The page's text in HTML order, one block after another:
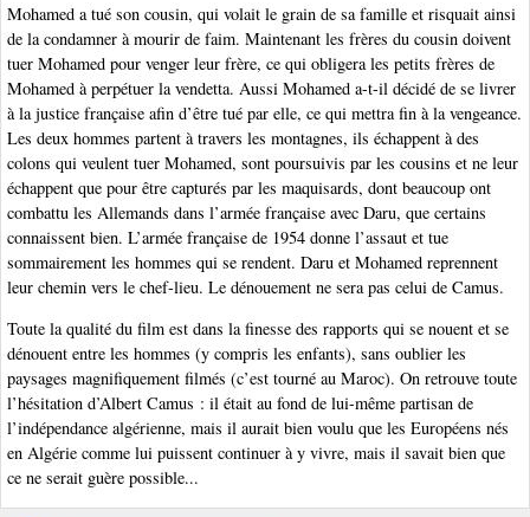
Mohamed a tué son cousin, qui volait le grain de sa famille et risquait ainsi
de la condamner à mourir de faim. Maintenant les frères du cousin doivent
tuer Mohamed pour venger leur frère, ce qui obligera les petits frères de
Mohamed à perpétuer la vendetta. Aussi Mohamed a-t-il décidé de se livrer
à la justice française afin d’être tué par elle, ce qui mettra fin à la vengeance.
Les deux hommes partent à travers les montagnes, ils échappent à des
colons qui veulent tuer Mohamed, sont poursuivis par les cousins et ne leur
échappent que pour être capturés par les maquisards, dont beaucoup ont
combattu les Allemands dans l’armée française avec Daru, que certains
connaissent bien. L’armée française de 1954 donne l’assaut et tue
sommairement les hommes qui se rendent. Daru et Mohamed reprennent
leur chemin vers le chef-lieu. Le dénouement ne sera pas celui de Camus.
Toute la qualité du film est dans la finesse des rapports qui se nouent et se
dénouent entre les hommes (y compris les enfants), sans oublier les
paysages magnifiquement filmés (c’est tourné au Maroc). On retrouve toute
l’hésitation d’Albert Camus : il était au fond de lui-même partisan de
l’indépendance algérienne, mais il aurait bien voulu que les Européens nés
en Algérie comme lui puissent continuer à y vivre, mais il savait bien que
ce ne serait guère possible...